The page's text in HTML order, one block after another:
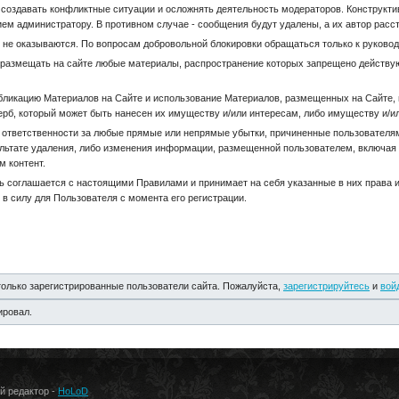
конфликтные ситуации и осложнять деятельность модераторов.
администратору. В противном случае - сообщения будут удалены, а их автор
не оказываются. По вопросам добровольной блокировки обращаться только к
на сайте любые материалы, распространение которых запрещено
Материалов на Сайте и использование Материалов, размещенных на Сайте,
который может быть нанесен их имуществу и/или интересам, либо имуществу и/
ответственности за любые прямые или непрямые убытки, причиненные
удаления, либо изменения информации, размещенной пользователем, включая
контент.
соглашается с настоящими Правилами и принимает на себя указанные в них
силу для Пользователя с момента его регистрации.
зарегистрированные пользователи сайта. Пожалуйста, зарегистрируйтесь и
редактор - HoLoD